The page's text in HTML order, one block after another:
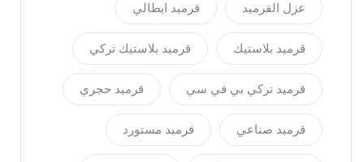
عزل القرميد قرميد ايطالي
قرميد بلاستيك قرميد بلاستيك تركي
قرميد تركي بي في سي قرميد حجري
قرميد صناعي قرميد مستورد
يونيو